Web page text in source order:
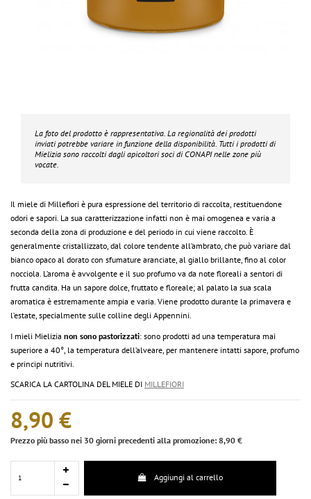
La foto del prodotto è rappresentativa. La regionalità dei prodotti
inviati potrebbe variare in funzione della disponibilità. Tutti i prodotti di
Mielizia sono raccolti dagli apicoltori soci di CONAPI nelle zone più
vocate.
Il miele di Millefiori è pura espressione del territorio di raccolta, restituendone
odori e sapori. La sua caratterizzazione infatti non è mai omogenea e varia a
seconda della zona di produzione e del periodo in cui viene raccolto. È
generalmente cristallizzato, dal colore tendente all’ambrato, che può variare dal
bianco opaco al dorato con sfumature aranciate, al giallo brillante, fino al color
nocciola. L’aroma è avvolgente e il suo profumo va da note floreali a sentori di
frutta candita. Ha un sapore dolce, fruttato e floreale; al palato la sua scala
aromatica è estremamente ampia e varia. Viene prodotto durante la primavera e
l’estate, specialmente sulle colline degli Appennini.
I mieli Mielizia non sono pastorizzati: sono prodotti ad una temperatura mai
superiore a 40°, la temperatura dell’alveare, per mantenere intatti sapore, profumo
e principi nutritivi.
SCARICA LA CARTOLINA DEL MIELE DI MILLEFIORI
8,90 €
Prezzo più basso nei 30 giorni precedenti alla promozione: 8,90 €
Aggiungi al carrello